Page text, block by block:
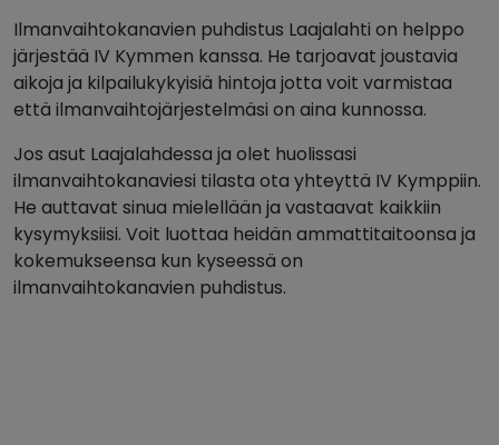
Ilmanvaihtokanavien puhdistus Laajalahti on helppo
järjestää IV Kymmen kanssa. He tarjoavat joustavia
aikoja ja kilpailukykyisiä hintoja jotta voit varmistaa
että ilmanvaihtojärjestelmäsi on aina kunnossa.
Jos asut Laajalahdessa ja olet huolissasi
ilmanvaihtokanaviesi tilasta ota yhteyttä IV Kymppiin.
He auttavat sinua mielellään ja vastaavat kaikkiin
kysymyksiisi. Voit luottaa heidän ammattitaitoonsa ja
kokemukseensa kun kyseessä on
ilmanvaihtokanavien puhdistus.